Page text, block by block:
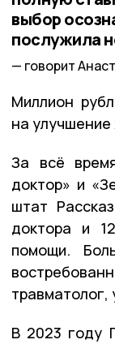
выбор
послужила
говорит
Миллион
на
За всё
доктор» и
штат
доктора и
помощи.
травматолог,
В 2023 году